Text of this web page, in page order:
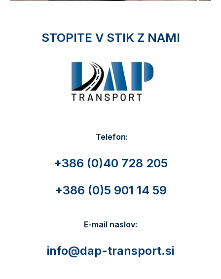
STOPITE V STIK Z NAMI
Telefon:
+386 (0)40 728 205
+386 (0)5 901 14 59
E-mail naslov:
info@dap-transport.si